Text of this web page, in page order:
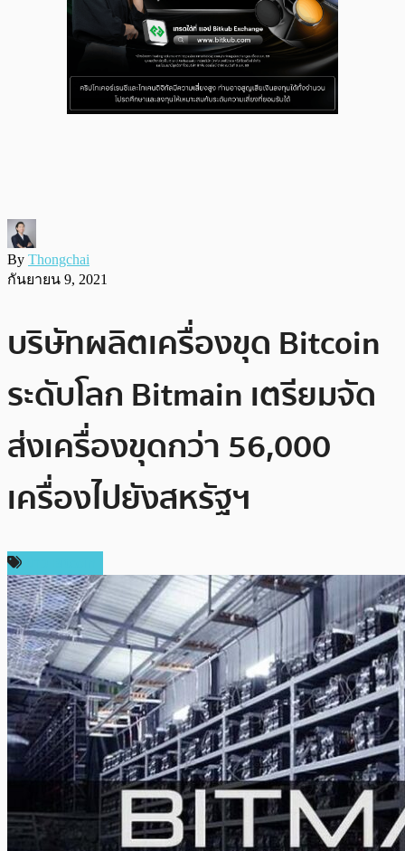
By Thongchai
กันยายน 9, 2021
บริษัทผลิตเครื่องขุด Bitcoin
ระดับโลก Bitmain เตรียมจัด
ส่งเครื่องขุดกว่า 56,000
เครื่องไปยังสหรัฐฯ